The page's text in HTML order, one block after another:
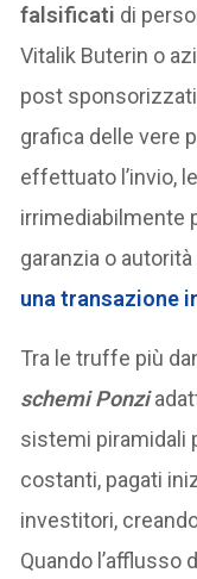
falsificati di
Vitalik Buterin o
post
grafica delle vere
effettuato l’invio,
irrimediabilmente
garanzia o
una transazione
Tra le truffe più
schemi Ponzi
sistemi piramidali
costanti, pagati
investitori,
Quando l’afflusso